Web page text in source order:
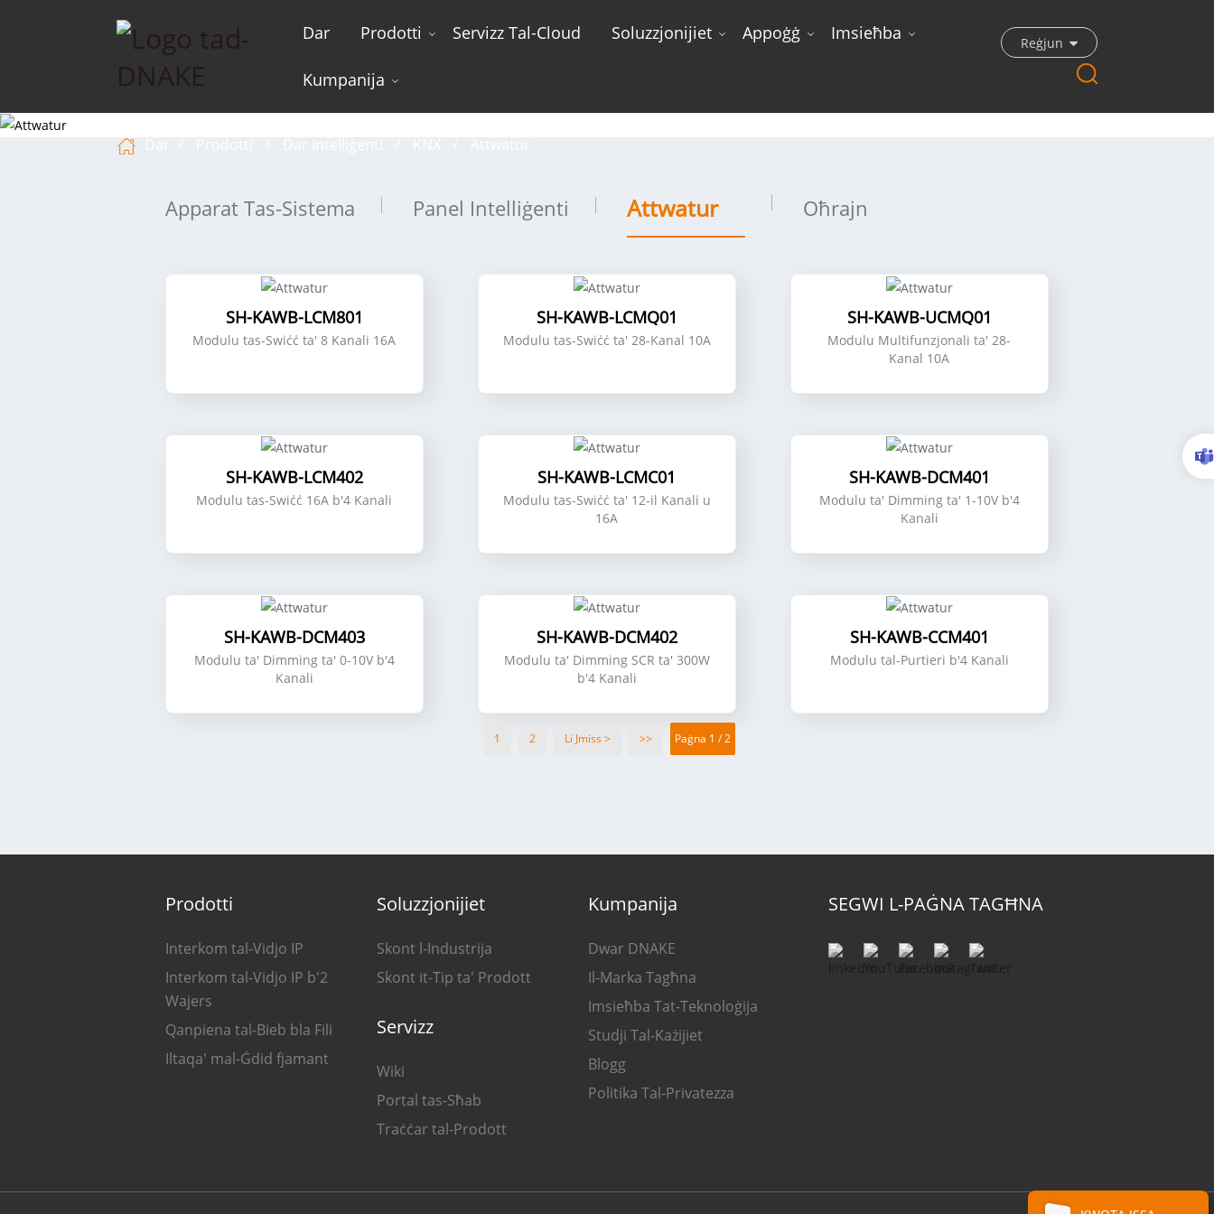
Dar Prodotti Servizz Tal-Cloud Soluzzjonijiet Appoġġ Imsieħba
Kumpanija
Reġjun
Attwatur
Apparat Tas-Sistema Panel Intelliġenti Attwatur Oħrajn
SH-KAWB-LCM801
Modulu tas-Swiċċ ta' 8 Kanali 16A
SH-KAWB-LCMQ01
Modulu tas-Swiċċ ta' 28-Kanal 10A
SH-KAWB-UCMQ01
Modulu Multifunzjonali ta' 28-
Kanal 10A
SH-KAWB-LCM402
Modulu tas-Swiċċ 16A b'4 Kanali
SH-KAWB-LCMC01
Modulu tas-Swiċċ ta' 12-il Kanali u
16A
SH-KAWB-DCM401
Modulu ta' Dimming ta' 1-10V b'4
Kanali
SH-KAWB-DCM403
Modulu ta' Dimming ta' 0-10V b'4
Kanali
SH-KAWB-DCM402
Modulu ta' Dimming SCR ta' 300W
b'4 Kanali
SH-KAWB-CCM401
Modulu tal-Purtieri b'4 Kanali
1 2 Li Jmiss > >> Paġna 1 / 2
Prodotti
Interkom tal-Vidjo IP
Interkom tal-Vidjo IP b'2
Wajers
Qanpiena tal-Bieb bla Fili
Iltaqa' mal-Ġdid fjamant
Soluzzjonijiet
Skont l-Industrija
Skont it-Tip ta' Prodott
Servizz
Wiki
Portal tas-Sħab
Traċċar tal-Prodott
Kumpanija
Dwar DNAKE
Il-Marka Tagħna
Imsieħba Tat-Teknoloġija
Studji Tal-Każijiet
Blogg
Politika Tal-Privatezza
SEGWI L-PAĠNA TAGĦNA